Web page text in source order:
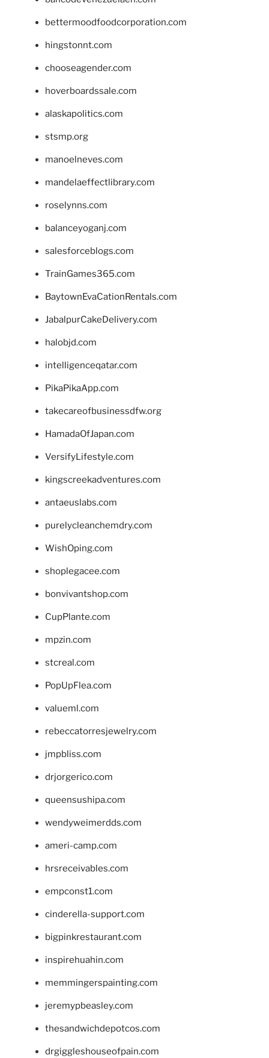
bettermoodfoodcorporation.com
hingstonnt.com
chooseagender.com
hoverboardssale.com
alaskapolitics.com
stsmp.org
manoelneves.com
mandelaeffectlibrary.com
roselynns.com
balanceyoganj.com
salesforceblogs.com
TrainGames365.com
BaytownEvaCationRentals.com
JabalpurCakeDelivery.com
halobjd.com
intelligenceqatar.com
PikaPikaApp.com
takecareofbusinessdfw.org
HamadaOfJapan.com
VersifyLifestyle.com
kingscreekadventures.com
antaeuslabs.com
purelycleanchemdry.com
WishOping.com
shoplegacee.com
bonvivantshop.com
CupPlante.com
mpzin.com
stcreal.com
PopUpFlea.com
valueml.com
rebeccatorresjewelry.com
jmpbliss.com
drjorgerico.com
queensushipa.com
wendyweimerdds.com
ameri-camp.com
hrsreceivables.com
empconst1.com
cinderella-support.com
bigpinkrestaurant.com
inspirehuahin.com
memmingerspainting.com
jeremypbeasley.com
thesandwichdepotcos.com
drgiggleshouseofpain.com